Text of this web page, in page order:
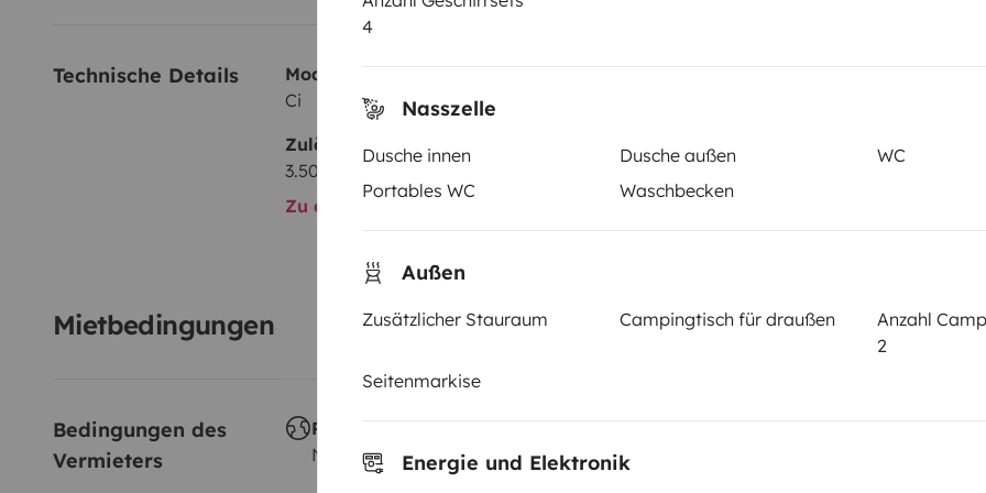
4
Nasszelle
Dusche innen Dusche außen
WC
Portables WC
Waschbecken
Außen
Zusätzlicher Stauraum Campingtisch für draußen
Anzahl
2
Seitenmarkise
Energie und Elektronik
Technische Details
Modell:
Ci
Datum der Erstzulassung:
Zulässiges Gesamtgewicht:
3.500 kg
Höhe
2,52 m
Zu allen technischen Details
Mietbedingungen
Bedingungen des
Vermieters
Reisen im Ausland
Nicht erlaubt
Führerschein (Vorder- und